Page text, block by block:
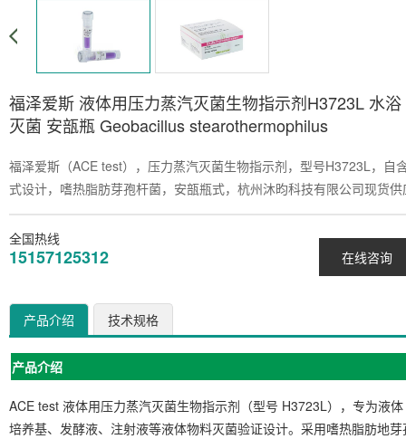
福泽爱斯 液体用压力蒸汽灭菌生物指示剂H3723L 水浴
灭菌 安瓿瓶 Geobacillus stearothermophilus
福泽爱斯（ACE test），压力蒸汽灭菌生物指示剂，型号H3723L，自
式设计，嗜热脂肪芽孢杆菌，安瓿瓶式，杭州沐昀科技有限公司现货供
在线咨询
全国热线
15157125312
产品介绍 技术规格
产品介绍
ACE test 液体用压力蒸汽灭菌生物指示剂（型号 H3723L），专为液体
培养基、发酵液、注射液等液体物料灭菌验证设计。采用嗜热脂肪地芽